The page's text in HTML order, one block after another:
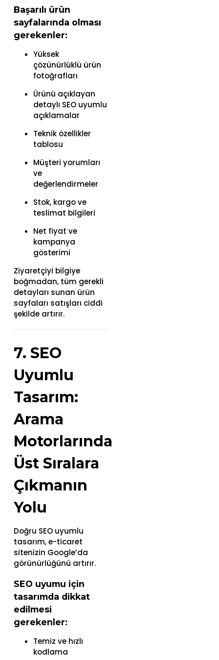
Başarılı ürün
sayfalarında olması
gerekenler:
Yüksek
çözünürlüklü ürün
fotoğrafları
Ürünü açıklayan
detaylı SEO uyumlu
açıklamalar
Teknik özellikler
tablosu
Müşteri yorumları
ve
değerlendirmeler
Stok, kargo ve
teslimat bilgileri
Net fiyat ve
kampanya
gösterimi
Ziyaretçiyi bilgiye
boğmadan, tüm gerekli
detayları sunan ürün
sayfaları satışları ciddi
şekilde artırır.
7. SEO
Uyumlu
Tasarım:
Arama
Motorlarında
Üst Sıralara
Çıkmanın
Yolu
Doğru SEO uyumlu
tasarım, e-ticaret
sitenizin Google’da
görünürlüğünü artırır.
SEO uyumu için
tasarımda dikkat
edilmesi
gerekenler:
Temiz ve hızlı
kodlama